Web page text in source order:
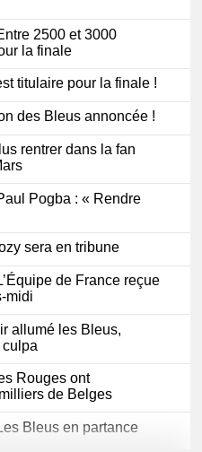
2500 et 3000
la finale
titulaire pour la finale !
des Bleus annoncée !
rentrer dans la fan
Pogba : « Rendre
sera en tribune
de France reçue
midi
allumé les Bleus,
Rouges ont
de Belges
Bleus en partance